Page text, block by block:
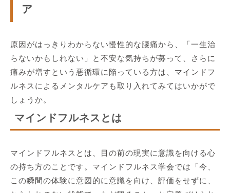
ア
原因がはっきりわからない慢性的な腰痛から、「一生治
らないかもしれない」と不安な気持ちが募って、さらに
痛みが増すという悪循環に陥っている方は、マインドフ
ルネスによるメンタルケアも取り入れてみてはいかがで
しょうか。
マインドフルネスとは
マインドフルネスとは、目の前の現実に意識を向ける心
の持ち方のことです。マインドフルネス学会では「今、
この瞬間の体験に意図的に意識を向け、評価をせずに、